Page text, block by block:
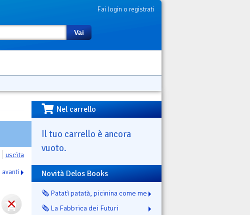
Fai login o registrati
Vai
uscita
avanti
Nel carrello
Il tuo carrello è ancora
vuoto.
Novità Delos Books
🗞️ Patatì patatà, picinina come me
🗞️ La Fabbrica dei Futuri